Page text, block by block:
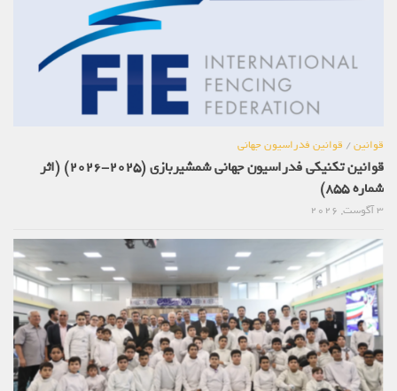
قوانین/قوانین فدراسیون جهانی
قوانین تکنیکی فدراسیون جهانی شمشیربازی (2025-2026) (اثر
شماره 855)